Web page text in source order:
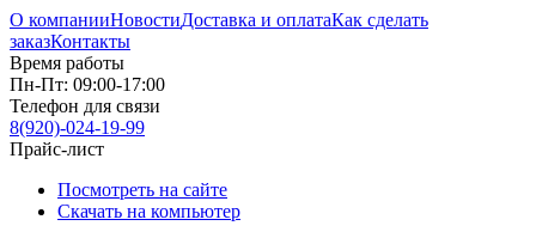
О компанииНовостиДоставка и оплатаКак сделать
заказКонтакты
Время работы
Пн-Пт: 09:00-17:00
Телефон для связи
8(920)-024-19-99
Прайс-лист
Посмотреть на сайте
Скачать на компьютер